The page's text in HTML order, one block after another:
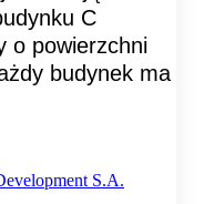
C
o powierzchni
budynek ma
S.A.